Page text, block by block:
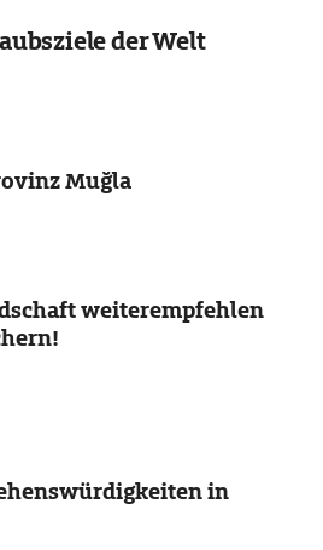
der Welt
Muğla
weiterempfehlen
in